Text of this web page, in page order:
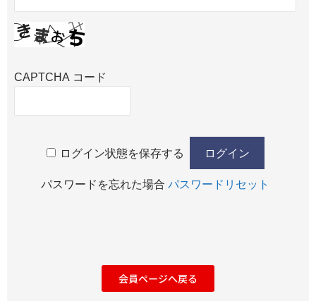
CAPTCHA コード
ログイン状態を保存する
パスワードを忘れた場合 パスワードリセット
会員ページへ戻る